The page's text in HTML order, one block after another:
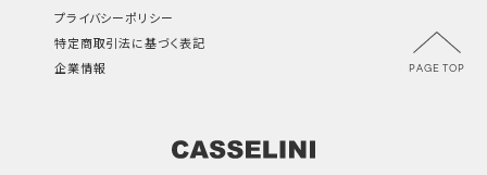
プライバシーポリシー
特定商取引法に基づく表記
企業情報 PAGE TOP